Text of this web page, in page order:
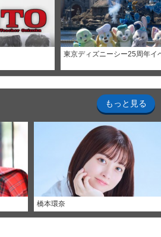
東京ディズニーシー25周年イ
もっと見る
橋本環奈